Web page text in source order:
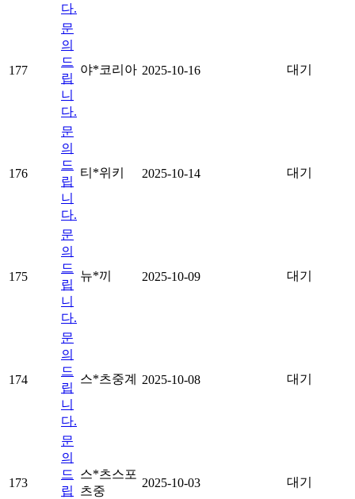
다.
177
문
의
드
립
니
다.
야*코리아 2025-10-16 대기
176
문
의
드
립
니
다.
티*위키 2025-10-14 대기
175
문
의
드
립
니
다.
뉴*끼 2025-10-09 대기
174
문
의
드
립
니
다.
스*츠중계 2025-10-08 대기
173
문
의
드
립
스*츠스포
츠중
2025-10-03 대기